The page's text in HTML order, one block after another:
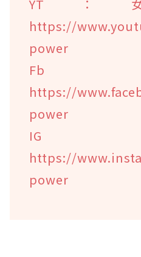
YT：
https://
power
https://
power
https://
power